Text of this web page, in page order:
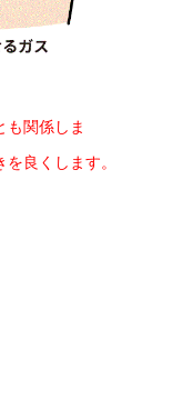
も関係しま
良くします。